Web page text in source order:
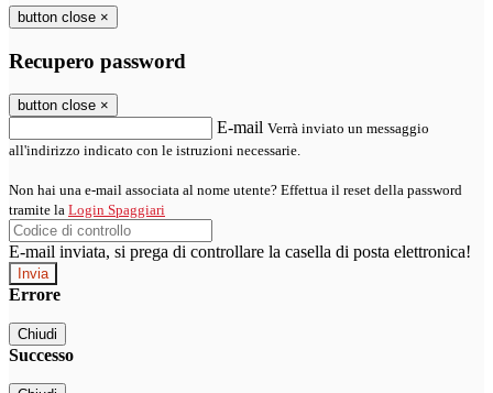
button close ×
Recupero password
button close ×
E-mail Verrà inviato un messaggio
all'indirizzo indicato con le istruzioni necessarie.
Non hai una e-mail associata al nome utente? Effettua il reset della password
tramite la Login Spaggiari
E-mail inviata, si prega di controllare la casella di posta elettronica!
Errore
Chiudi
Successo